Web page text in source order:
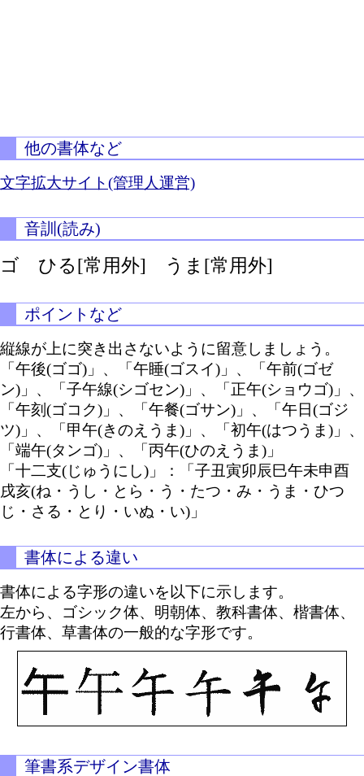
他の書体など
文字拡大サイト(管理人運営)
音訓(読み)
ゴ ひる[常用外] うま[常用外]
ポイントなど
縦線が上に突き出さないように留意しましょう。
「午後(ゴゴ)」、「午睡(ゴスイ)」、「午前(ゴゼ
ン)」、「子午線(シゴセン)」、「正午(ショウゴ)」、
「午刻(ゴコク)」、「午餐(ゴサン)」、「午日(ゴジ
ツ)」、「甲午(きのえうま)」、「初午(はつうま)」、
「端午(タンゴ)」、「丙午(ひのえうま)」
「十二支(じゅうにし)」：「子丑寅卯辰巳午未申酉
戌亥(ね・うし・とら・う・たつ・み・うま・ひつ
じ・さる・とり・いぬ・い)」
書体による違い
書体による字形の違いを以下に示します。
左から、ゴシック体、明朝体、教科書体、楷書体、
行書体、草書体の一般的な字形です。
筆書系デザイン書体